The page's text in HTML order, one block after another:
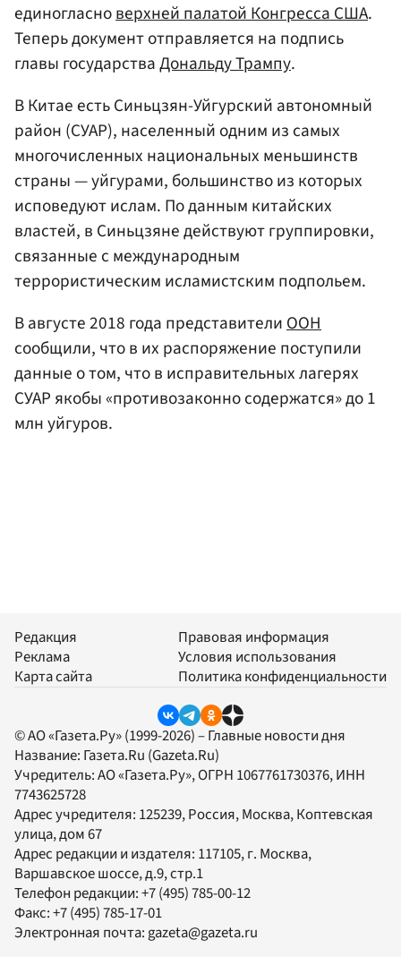
единогласноверхней палатой Конгресса США.
Теперь документ отправляется на подпись
главы государстваДональду Трампу.
В Китае есть Синьцзян-Уйгурский автономный
район (СУАР), населенный одним из самых
многочисленных национальных меньшинств
страны — уйгурами, большинство из которых
исповедуют ислам. По данным китайских
властей, в Синьцзяне действуют группировки,
связанные с международным
террористическим исламистским подпольем.
В августе 2018 года представителиООН
сообщили, что в их распоряжение поступили
данные о том, что в исправительных лагерях
СУАР якобы «противозаконно содержатся» до 1
млн уйгуров.
Редакция
Реклама
Карта сайта
Правовая информация
Условия использования
Политика конфиденциальности
© АО «Газета.Ру» (1999-2026) – Главные новости дня
Название: Газета.Ru (Gazeta.Ru)
Учредитель:АО «Газета.Ру», ОГРН 1067761730376, ИНН
7743625728
Адрес учредителя: 125239, Россия, Москва, Коптевская
улица, дом 67
Адрес редакции и издателя: 117105, г. Москва,
Варшавское шоссе, д.9, стр.1
Телефон редакции:+7 (495) 785-00-12
Факс:+7 (495) 785-17-01
Электронная почта:gazeta@gazeta.ru